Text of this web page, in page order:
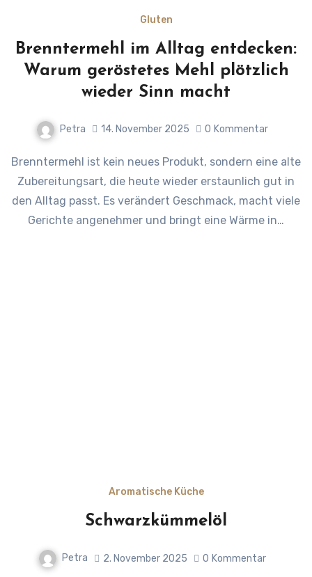
Gluten
Brenntermehl im Alltag entdecken:
Warum geröstetes Mehl plötzlich
wieder Sinn macht
Petra 14. November 2025 0 Kommentar
Brenntermehl ist kein neues Produkt, sondern eine alte
Zubereitungsart, die heute wieder erstaunlich gut in
den Alltag passt. Es verändert Geschmack, macht viele
Gerichte angenehmer und bringt eine Wärme in…
Aromatische Küche
Schwarzkümmelöl
Petra 2. November 2025 0 Kommentar